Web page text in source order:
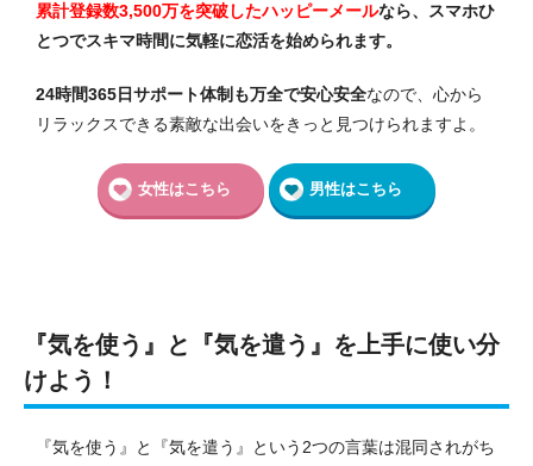
累計登録数3,500万を突破したハッピーメールなら、スマホひ
とつでスキマ時間に気軽に恋活を始められます。
24時間365日サポート体制も万全で安心安全なので、心から
リラックスできる素敵な出会いをきっと見つけられますよ。
女性はこちら 男性はこちら
『気を使う』と『気を遣う』を上手に使い分
けよう！
『気を使う』と『気を遣う』という2つの言葉は混同されがち